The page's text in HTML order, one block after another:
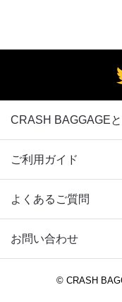
CRASH BAGGAGE
ご利用ガイド
よくあるご質問
お問い合わせ
© CRASH